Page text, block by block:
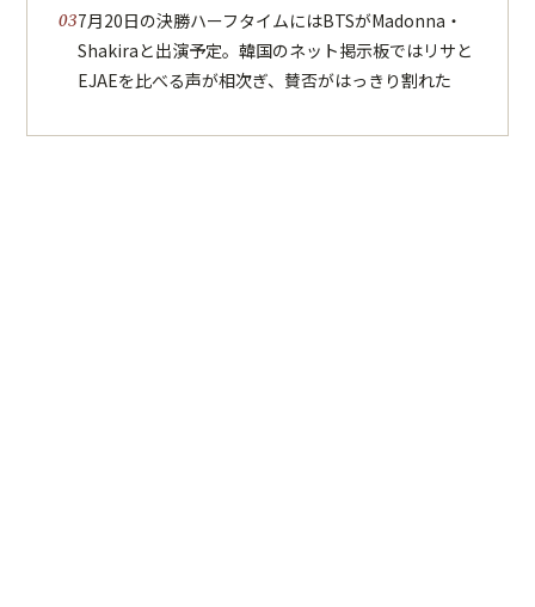
7月20日の決勝ハーフタイムにはBTSがMadonna・
Shakiraと出演予定。韓国のネット掲示板ではリサと
EJAEを比べる声が相次ぎ、賛否がはっきり割れた